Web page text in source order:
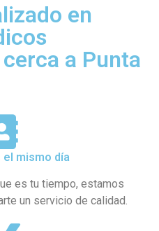
en
a Punta
mismo día
es tu tiempo, estamos
un servicio de calidad.